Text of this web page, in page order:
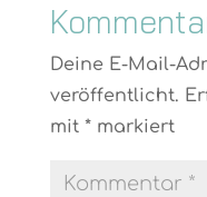
Deine E-Mail-
veröffentlicht.
mit *markiert